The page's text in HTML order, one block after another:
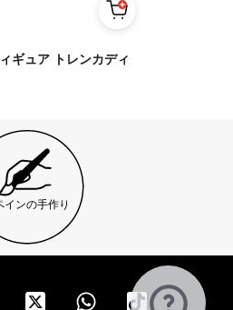
ギュア トレンカディ
インの手作り